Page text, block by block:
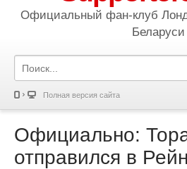
Официальный фан-клуб
Беларуси
Полная версия сайта
Официально:
отправился в